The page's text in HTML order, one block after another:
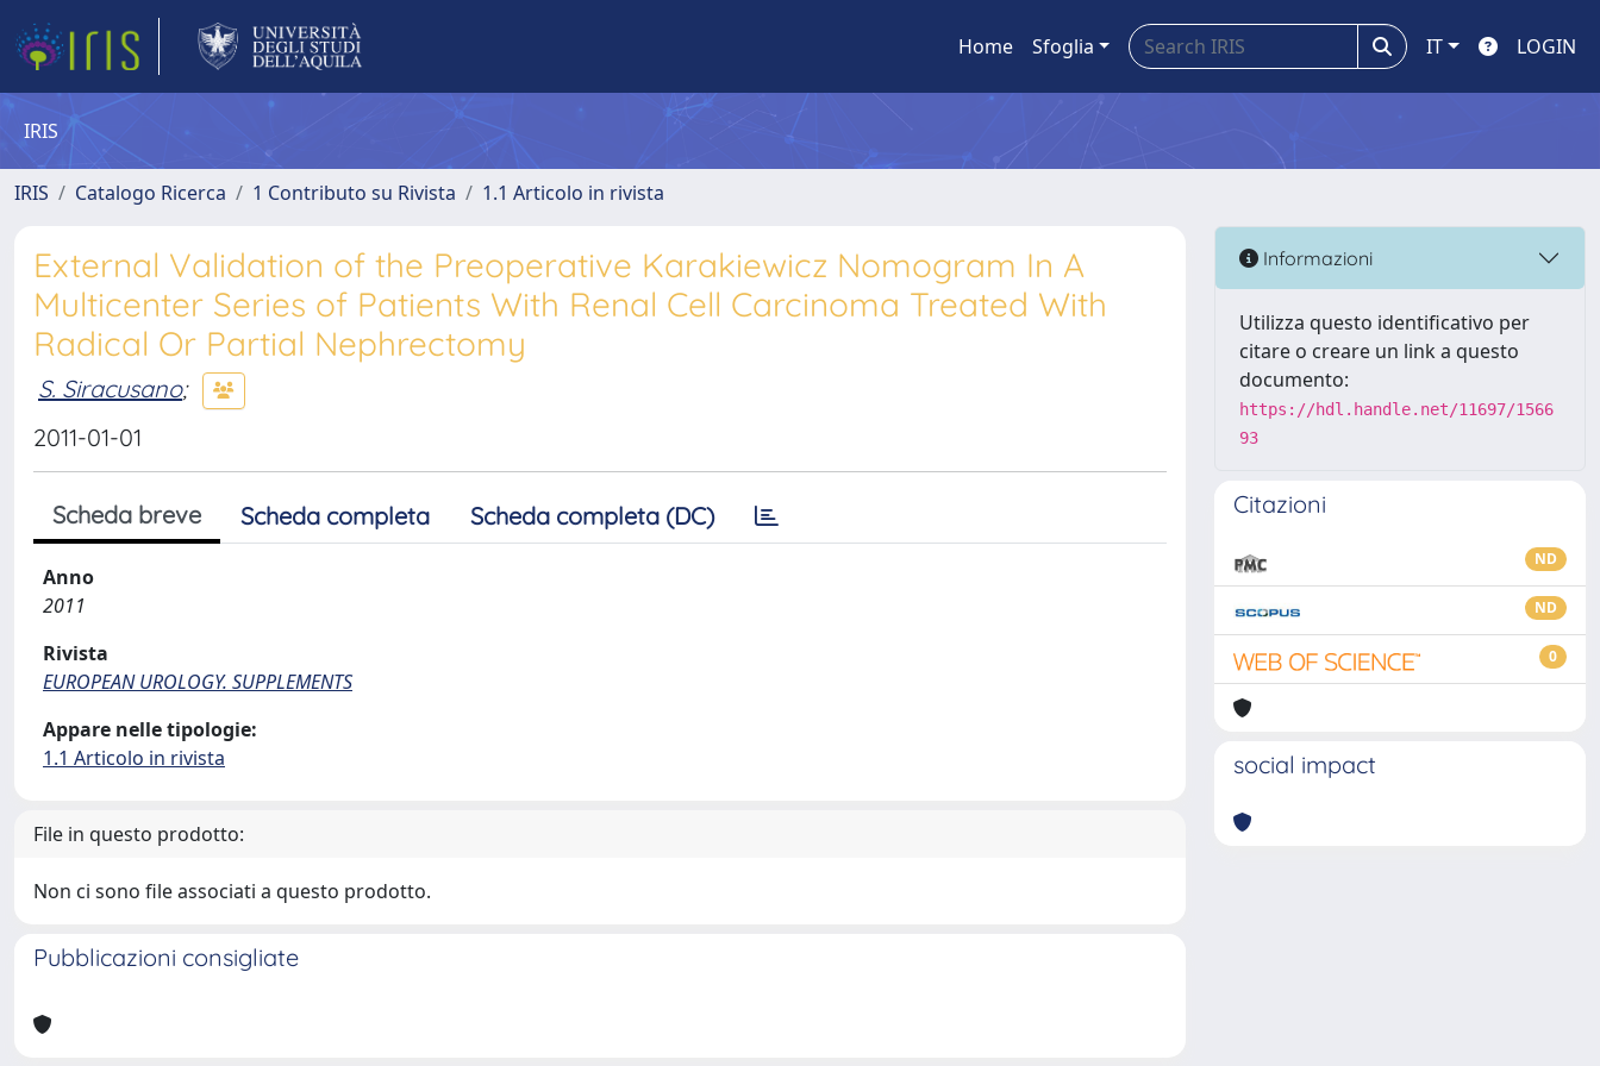
Home Sfoglia IT LOGIN
IRIS
IRIS Catalogo Ricerca 1 Contributo su Rivista 1.1 Articolo in rivista
External Validation of the Preoperative Karakiewicz Nomogram In A
Multicenter Series of Patients With Renal Cell Carcinoma Treated With
Radical Or Partial Nephrectomy
S. Siracusano;
2011-01-01
Scheda breve Scheda completa Scheda completa (DC)
Anno
2011
Rivista
EUROPEAN UROLOGY. SUPPLEMENTS
Appare nelle tipologie:
1.1 Articolo in rivista
File in questo prodotto:
Non ci sono file associati a questo prodotto.
Pubblicazioni consigliate
Informazioni
Utilizza questo identificativo per
citare o creare un link a questo
documento:
https://hdl.handle.net/11697/1566
93
Citazioni
ND
ND
0
social impact